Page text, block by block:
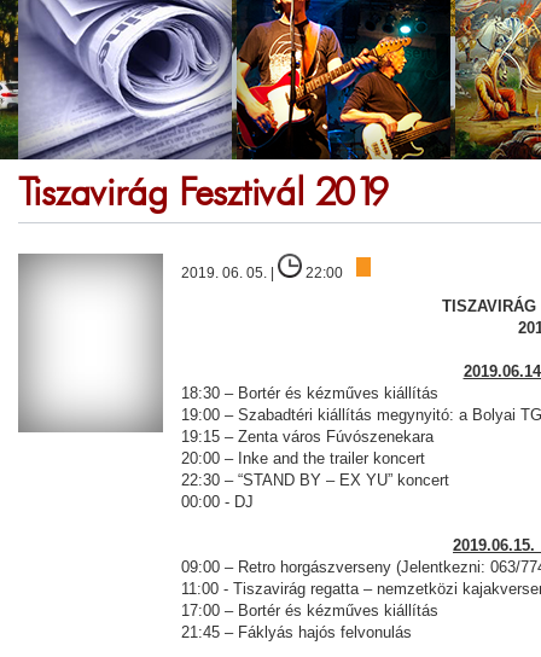
Tiszavirág Fesztivál 2019
2019. 06. 05. | 22:00
TISZAVIRÁG
18:30 – Bortér és kézműves kiállítás
19:00 – Szabadtéri kiállítás megynyitó: a Bolyai
19:15 – Zenta város Fúvószenekara
20:00 – Inke and the trailer koncert
22:30 – “STAND BY – EX YU” koncert
00:00 - DJ
09:00 – Retro horgászverseny (Jelentkezni: 063/
11:00 - Tiszavirág regatta – nemzetközi
17:00 – Bortér és kézműves kiállítás
21:45 – Fáklyás hajós felvonulás